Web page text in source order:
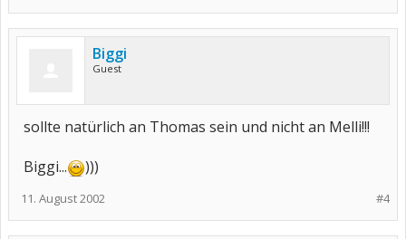
Biggi
Guest
sollte natürlich an Thomas sein und nicht an Melli!!!
Biggi...
)))
#4
11. August 2002